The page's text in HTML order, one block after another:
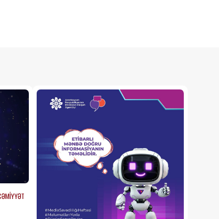
heykəlləri yoxdur- Nazirə
müraciət edildi
06 Avqust 2026 21:12
TƏCİLİ!
havaya qaldırdı- Nə baş
06 Avqust 2026 20:59
Zelenski Ceyhun Bayramovu
qəbul edib
Sürücülərin nəzərinə: Bu